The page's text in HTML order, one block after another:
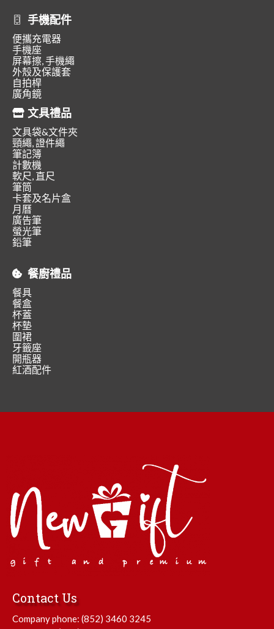
手機配件
便攜充電器
手機座
屏幕擦, 手機繩
外殼及保護套
自拍桿
廣角鏡
文具禮品
文具袋&文件夾
頸繩, 證件繩
筆記簿
計數機
軟尺, 直尺
筆筒
卡套及名片盒
月曆
廣告筆
螢光筆
鉛筆
餐廚禮品
餐具
餐盒
杯蓋
杯墊
圍裙
牙籤座
開瓶器
紅酒配件
Contact Us
Company phone: (852) 3460 3245